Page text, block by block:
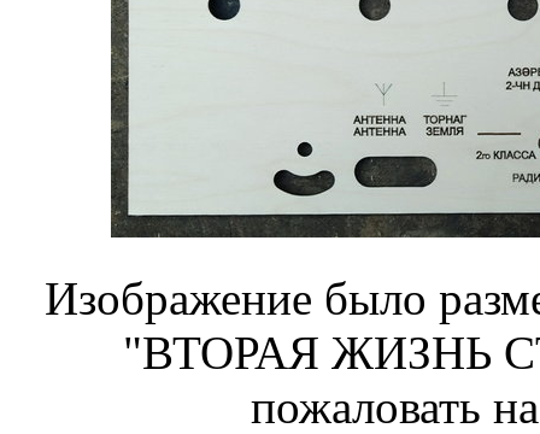
Изображение было
"ВТОРАЯ ЖИЗНЬ
пожаловать